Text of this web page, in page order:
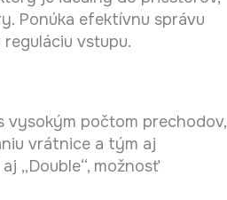
Ponúka efektívnu správu
vstupu.
vysokým počtom prechodov,
vrátnice a tým aj
„Double“, možnosť